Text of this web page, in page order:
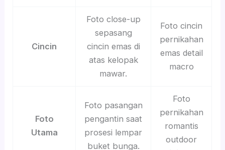
Cincin
Foto close-up
sepasang
cincin emas di
atas kelopak
mawar.
Foto cincin
pernikahan
emas detail
macro
Foto
Utama
Foto pasangan
pengantin saat
prosesi lempar
buket bunga.
Foto
pernikahan
romantis
outdoor